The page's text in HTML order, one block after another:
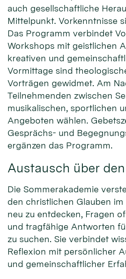
auch gesellschaftliche
Mittelpunkt. Vorkenntnisse
Das Programm verbindet
Workshops mit geistlichen
kreativen und
Vormittage sind
Vorträgen gewidmet. Am
Teilnehmenden zwischen
musikalischen, sportlichen
Angeboten wählen.
Gesprächs- und
ergänzen das Programm.
Austausch über
Die Sommerakademie
den christlichen Glauben
neu zu entdecken, Fragen
und tragfähige Antworten
zu suchen. Sie verbindet
Reflexion mit persönlicher
und gemeinschaftlicher